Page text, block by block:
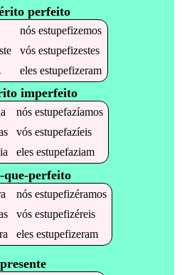
perfeito
nósestupefizemos
vósestupefizestes
elesestupefizeram
imperfeito
nós estupefazíamos
vós estupefazíeis
eles estupefaziam
que-perfeito
nós estupefizéramos
vós estupefizéreis
eles estupefizeram
presente